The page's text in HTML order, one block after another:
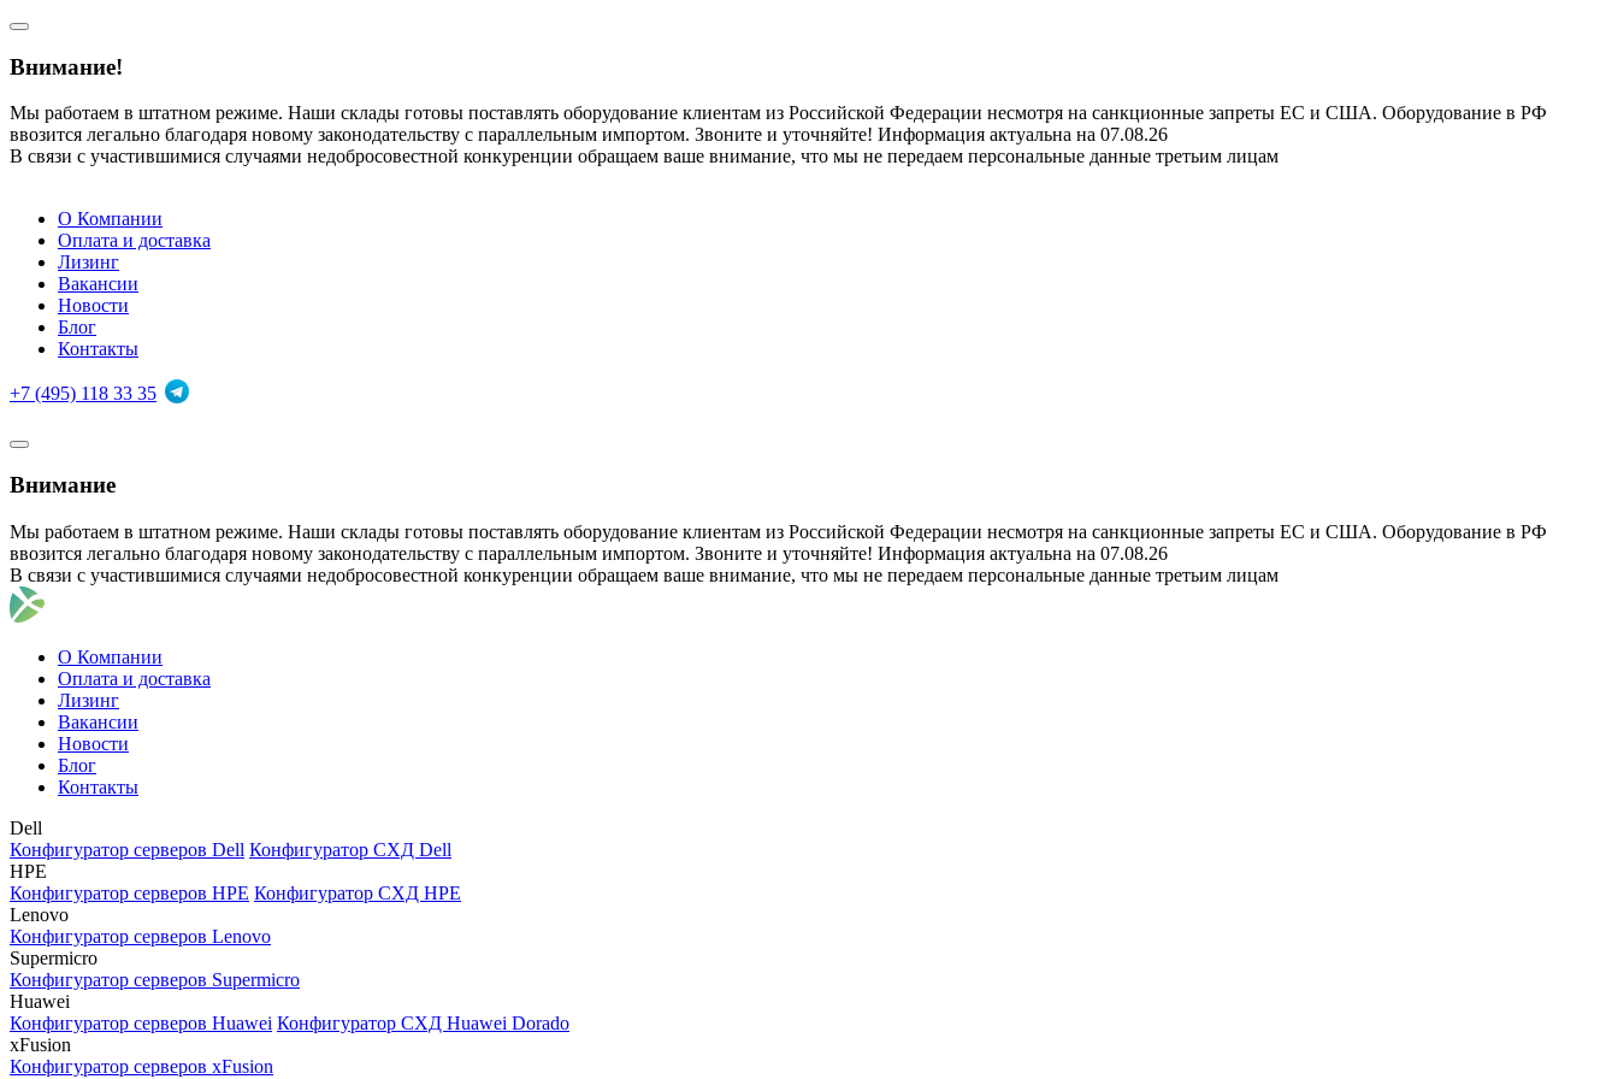
Внимание!
Мы работаем в штатном режиме. Наши склады готовы поставлять оборудование клиентам из Российской Федерации несмотря на санкционные запреты ЕС и США. Оборудование в РФ
ввозится легально благодаря новому законодательству с параллельным импортом. Звоните и уточняйте! Информация актуальна на 07.08.26
В связи с участившимися случаями недобросовестной конкуренции обращаем ваше внимание, что мы не передаем персональные данные третьим лицам
О Компании
Оплата и доставка
Лизинг
Вакансии
Новости
Блог
Контакты
+7 (495) 118 33 35
Внимание
Мы работаем в штатном режиме. Наши склады готовы поставлять оборудование клиентам из Российской Федерации несмотря на санкционные запреты ЕС и США. Оборудование в РФ
ввозится легально благодаря новому законодательству с параллельным импортом. Звоните и уточняйте! Информация актуальна на 07.08.26
В связи с участившимися случаями недобросовестной конкуренции обращаем ваше внимание, что мы не передаем персональные данные третьим лицам
О Компании
Оплата и доставка
Лизинг
Вакансии
Новости
Блог
Контакты
Dell
Конфигуратор серверов Dell Конфигуратор СХД Dell
HPE
Конфигуратор серверов HPE Конфигуратор СХД HPE
Lenovo
Конфигуратор серверов Lenovo
Supermicro
Конфигуратор серверов Supermicro
Huawei
Конфигуратор серверов Huawei Конфигуратор СХД Huawei Dorado
xFusion
Конфигуратор серверов xFusion